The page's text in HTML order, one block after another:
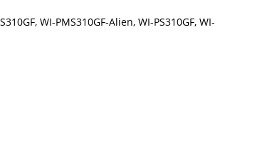
WI-PMS310GF-Alien, WI-PS310GF, WI-